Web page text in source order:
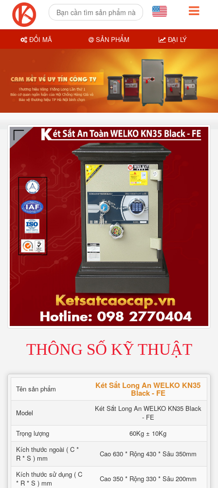
THÔNG SỐ KỸ THUẬT
Tên sản phẩm Két Sắt Long An WELKO KN35
Black - FE
Model
Két Sắt Long An WELKO KN35 Black
- FE
Trọng lượng
60Kg ± 10Kg
Kích thước ngoài ( C *
R * S ) mm
Cao 630 * Rộng 430 * Sâu 350mm
Kích thước sử dụng ( C
* R * S ) mm
Cao 350 * Rộng 330 * Sâu 200mm
ĐỔI MÃ SẢN PHẨM ĐẠI LÝ